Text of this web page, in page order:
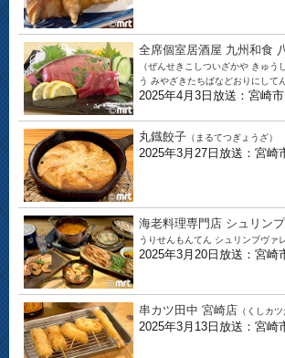
全席個室居酒屋 九州和食
（ぜんせきこしついざかや きゅう
う みやざきたちばなどおりにしてん
2025年4月3日放送：宮崎市
丸鐡餃子 （まるてつぎょうざ）
2025年3月27日放送：宮崎
海老料理専門店 シュリン
うりせんもんてん シュリンプヴァレ
2025年3月20日放送：宮崎
串カツ田中 宮崎店 （くしカ
2025年3月13日放送：宮崎